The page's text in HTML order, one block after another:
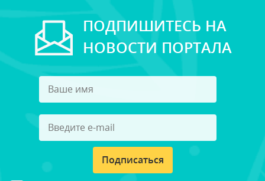
ПОДПИШИТЕСЬ НА
НОВОСТИ ПОРТАЛА
Подписаться